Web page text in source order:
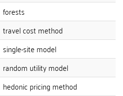
forests
travel cost method
single-site model
random utility model
hedonic pricing method